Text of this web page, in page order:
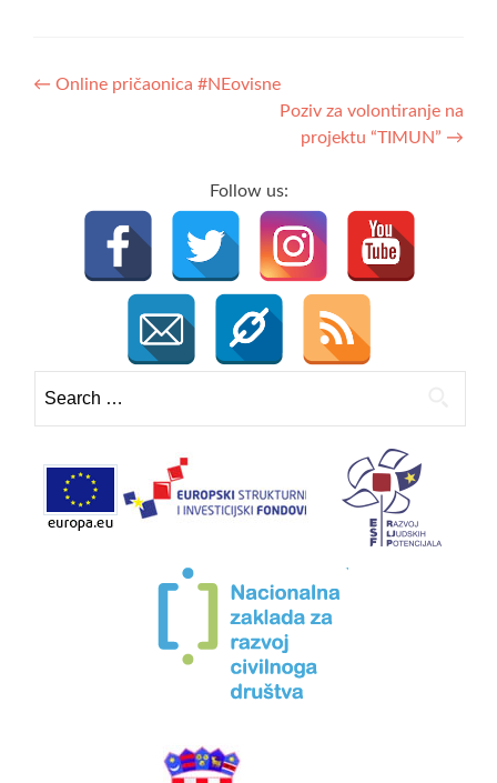
Post
← Online pričaonica #NEovisne
Poziv za volontiranje na
projektu “TIMUN” →
Follow us:
for: